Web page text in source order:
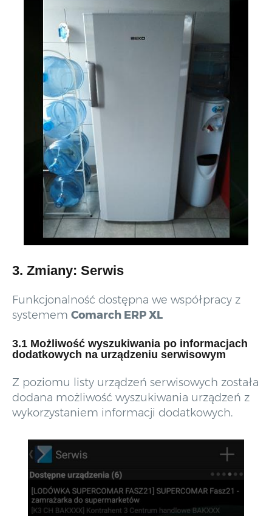
3. Zmiany: Serwis
Funkcjonalność dostępna we współpracy z
systemem Comarch ERP XL
3.1 Możliwość wyszukiwania po informacjach
dodatkowych na urządzeniu serwisowym
Z poziomu listy urządzeń serwisowych została
dodana możliwość wyszukiwania urządzeń z
wykorzystaniem informacji dodatkowych.